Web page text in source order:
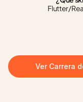
Flutter/
Ver Carrera